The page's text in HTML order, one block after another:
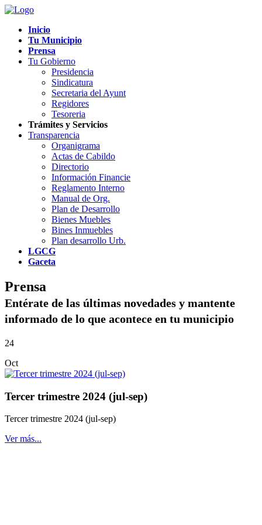
Inicio
Tu Municipio
Prensa
Tu Gobierno
Presidencia
Sindicatura
Secretaria del Ayunt
Regidores
Tesoreria
Trámites y Servicios
Transparencia
Organigrama
Actas de Cabildo
Directorio
Información Financie
Reglamento Interno
Manual de Org.
Plan de Desarrollo
Bienes Muebles
Bines Inmuebles
Plan desarrollo Urb.
LGCG
Gaceta
Prensa
Entérate de las últimas novedades y mantente
informado de lo que acontece en tu municipio
24
Oct
Tercer trimestre 2024 (jul-sep)
Tercer trimestre 2024 (jul-sep)
Ver más...